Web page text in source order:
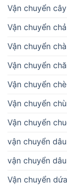
Vận chuyển
Vận chuyển
Vận chuyển
Vận chuyển
Vận chuyển
Vận chuyển
Vận chuyển
vận chuyển
vận chuyển
Vận chuyển